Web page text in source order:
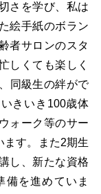
さを学び、私は
絵手紙のボラン
者サロンのスタ
しくても楽しく
同級生の絆がで
きいき100歳体
ォーク等のサー
ます。また2期生
し、新たな資格
備を進めていま